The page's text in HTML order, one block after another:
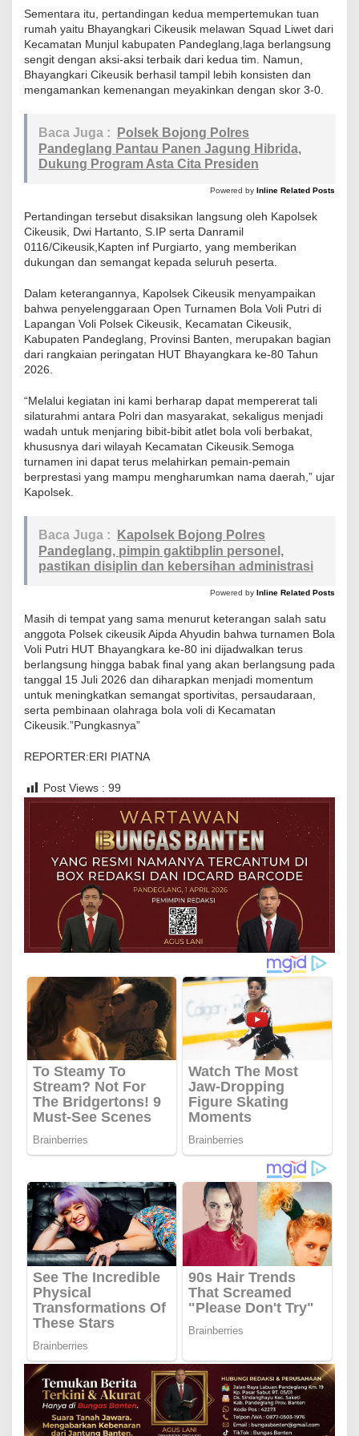
a
s
u
k
u
t
a
n
d
u
,
a
n
g
a
e
m
a
k
i
n
u
a
n
M
r
i
Sementara itu, pertandingan kedua mempertemukan tuan
rumah yaitu Bhayangkari Cikeusik melawan Squad Liwet dari
Kecamatan Munjul kabupaten Pandeglang,laga berlangsung
sengit dengan aksi-aksi terbaik dari kedua tim. Namun,
Bhayangkari Cikeusik berhasil tampil lebih konsisten dan
mengamankan kemenangan meyakinkan dengan skor 3-0.
Baca Juga :
Polsek Bojong Polres
Pandeglang Pantau Panen Jagung Hibrida,
Dukung Program Asta Cita Presiden
Powered by Inline Related Posts
Pertandingan tersebut disaksikan langsung oleh Kapolsek
Cikeusik, Dwi Hartanto, S.IP serta Danramil
0116/Cikeusik,Kapten inf Purgiarto, yang memberikan
dukungan dan semangat kepada seluruh peserta.
Dalam keterangannya, Kapolsek Cikeusik menyampaikan
bahwa penyelenggaraan Open Turnamen Bola Voli Putri di
Lapangan Voli Polsek Cikeusik, Kecamatan Cikeusik,
Kabupaten Pandeglang, Provinsi Banten, merupakan bagian
dari rangkaian peringatan HUT Bhayangkara ke-80 Tahun
2026.
“Melalui kegiatan ini kami berharap dapat mempererat tali
silaturahmi antara Polri dan masyarakat, sekaligus menjadi
wadah untuk menjaring bibit-bibit atlet bola voli berbakat,
khususnya dari wilayah Kecamatan Cikeusik.Semoga
turnamen ini dapat terus melahirkan pemain-pemain
berprestasi yang mampu mengharumkan nama daerah,” ujar
Kapolsek.
Baca Juga :
Kapolsek Bojong Polres
Pandeglang, pimpin gaktibplin personel,
pastikan disiplin dan kebersihan administrasi
Powered by Inline Related Posts
Masih di tempat yang sama menurut keterangan salah satu
anggota Polsek cikeusik Aipda Ahyudin bahwa turnamen Bola
Voli Putri HUT Bhayangkara ke-80 ini dijadwalkan terus
berlangsung hingga babak final yang akan berlangsung pada
tanggal 15 Juli 2026 dan diharapkan menjadi momentum
untuk meningkatkan semangat sportivitas, persaudaraan,
serta pembinaan olahraga bola voli di Kecamatan
Cikeusik.”Pungkasnya”
REPORTER:ERI PIATNA
Post Views : 99